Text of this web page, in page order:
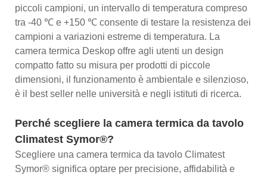
piccoli campioni, un intervallo di temperatura compreso
tra -40 ℃ e +150 ℃ consente di testare la resistenza dei
campioni a variazioni estreme di temperatura. La
camera termica Deskop offre agli utenti un design
compatto fatto su misura per prodotti di piccole
dimensioni, il funzionamento è ambientale e silenzioso,
è il best seller nelle università e negli istituti di ricerca.
Perché scegliere la camera termica da tavolo
Climatest Symor®?
Scegliere una camera termica da tavolo Climatest
Symor® significa optare per precisione, affidabilità e